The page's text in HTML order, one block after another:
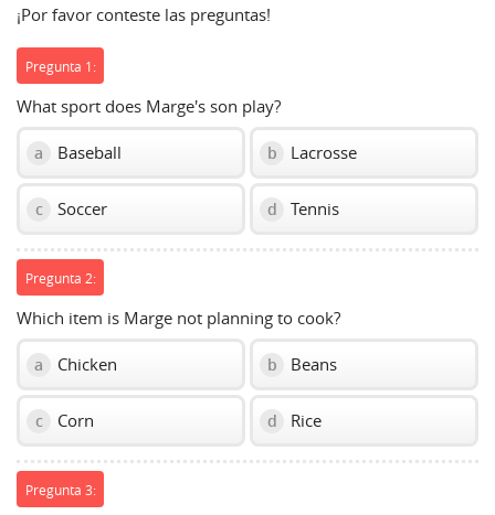
¡Por favor conteste las preguntas!
Pregunta 1:
What sport does Marge's son play?
a Baseball b Lacrosse
c Soccer d Tennis
Pregunta 2:
Which item is Marge not planning to cook?
a Chicken b Beans
c Corn d Rice
Pregunta 3: